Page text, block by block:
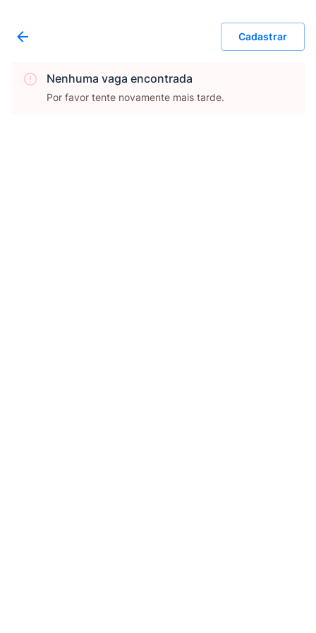
Cadastrar
Nenhuma vaga encontrada
Por favor tente novamente mais tarde.